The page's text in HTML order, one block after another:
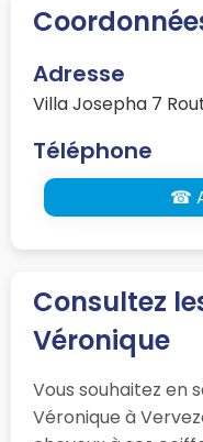
Adresse
Villa Josepha 7
Téléphone
☎
Consultez
Véronique
Vous souhaitez en
Véronique à